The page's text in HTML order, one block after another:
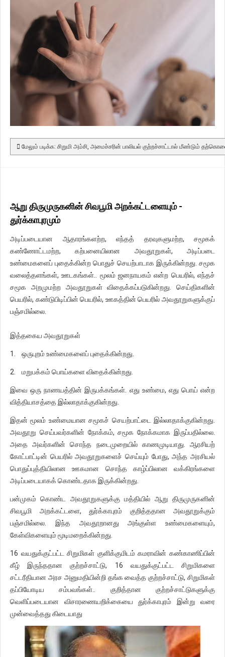
மேலும் படிக்க: சிறுமி அம்சி, அமைச்சரின் பாலியல் குற்றச்சாட்டால் மீண்டும்
ஆறு திருமுருகனின் சிவபூமி அறக்கட்டளையும் -
துர்க்காபுரமும்
அடிப்படையான ஆதாரங்களற்ற, எந்தத் தரவுகளுமற்ற, சமூகக்
கண்ணோட்டமற்ற, கற்பனையிலான அவதூறுகள், அடிப்படை
உண்மைகளைப் புதைக்கின்ற பொதுச் செயற்பாடாக இருக்கின்றது. சமூக
வலைத்தளங்கள், ஊடகங்கள்.. மூலம் ஜனநாயகம் என்ற பெயரில், எந்தச்
சமூக அறமுமற்ற அவதூறுகள் விதைக்கப்படுகின்றது. செய்திகளின்
பெயரில், கண்டுபிடிப்பின் பெயரில், ஊகத்தின் பெயரில் அவதூறுகளுக்குப்
பஞ்சமில்லை.
இத்தகைய அவதூறுகள்
1. ஒருபுறம் உண்மைகளைப் புதைக்கின்றது.
2. மறுபக்கம் பொய்களை விதைக்கின்றது.
இவை ஒரு நாணயத்தின் இருபக்கங்கள். எது உண்மை, எது பொய் என்ற
வித்தியாசத்தை இல்லாதாக்குகின்றது.
இதன் மூலம் உண்மையான சமூகச் செயற்பாட்டை இல்லாதாக்குகின்றது.
அவதூறு செய்பவர்களின் நோக்கம், சமூக நோக்கமாக இருப்பதில்லை.
அதை அவர்களின் சொந்த நடைமுறையில் காணமுடியாது. ஆரசியற்
கோட்பாட்டின் பெயரில் அவதூறுகளைச் செய்யும் போது, அந்த அரசியல்
பொதுப்புத்தியிலான ஊகமான சொந்த காழ்ப்பிலான வக்கிரங்களை
அடிப்படையாகக் கொண்டதாக இருக்கின்றது.
பன்முகம் கொண்ட அவதூறுகளுக்கு மத்தியில் ஆறு திருமுருகனின்
சிவபூமி அறக்கட்டளை, துர்க்காபுரம் குறித்ததான அவதூறுக்கும்
பஞ்சமில்லை. இந்த அவதூறானது அங்குள்ள உண்மைகளையும்,
கேள்விகளையும் மூடிமறைக்கின்றது.
16 வயதுக்குட்பட்ட சிறுமிகள் குளிக்குமிடம் கமராவின் கண்காணிப்பின்
கீழ் இருந்ததான குற்றச்சாட்டு, 16 வயதுக்குட்பட்ட சிறுமிகளை
சட்டரீதியான அரச அனுமதியின்றி தங்க வைத்த குற்றச்சாட்டு, சிறுமிகள்
தப்பியோடிய சம்பவங்கள்.. குறித்தான குற்றச்சாட்டுகளுக்கு
வெளிப்படையான விசாரணையறிக்கையை துர்க்காபுரம் இன்று வரை
முன்வைத்தது கிடையாது